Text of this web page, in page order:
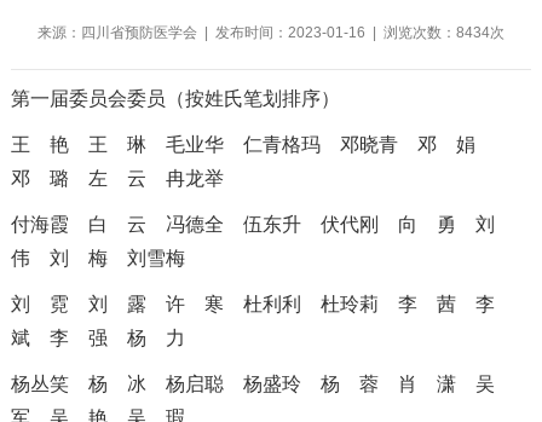
来源：四川省预防医学会 | 发布时间：2023-01-16 | 浏览次数：8434次
第一届委员会委员（按姓氏笔划排序）
王 艳 王 琳 毛业华 仁青格玛 邓晓青 邓 娟
邓 璐 左 云 冉龙举
付海霞 白 云 冯德全 伍东升 伏代刚 向 勇 刘
伟 刘 梅 刘雪梅
刘 霓 刘 露 许 寒 杜利利 杜玲莉 李 茜 李
斌 李 强 杨 力
杨丛笑 杨 冰 杨启聪 杨盛玲 杨 蓉 肖 潇 吴
军 吴 艳 吴 瑕